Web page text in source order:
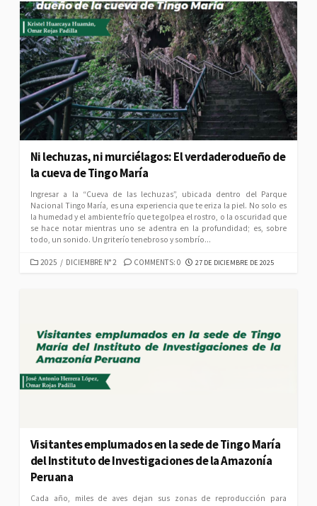
Ni lechuzas, ni murciélagos: El verdaderodueño de
la cueva de Tingo María
Ingresar a la “Cueva de las lechuzas”, ubicada dentro del Parque
Nacional Tingo María, es una experiencia que te eriza la piel. No solo es
la humedad y el ambiente frío que te golpea el rostro, o la oscuridad que
se hace notar mientras uno se adentra en la profundidad; es, sobre
todo, un sonido. Un griterío tenebroso y sombrío...
CATEGORIES
2025 / DICIEMBRE N° 2 COMMENTS: 0 PUBLISHED
27 DE DICIEMBRE DE 2025
Visitantes emplumados en la sede de Tingo María
del Instituto de Investigaciones de la Amazonía
Peruana
Cada año, miles de aves dejan sus zonas de reproducción para